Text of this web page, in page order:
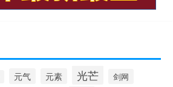
元气 元素 光芒 剑网